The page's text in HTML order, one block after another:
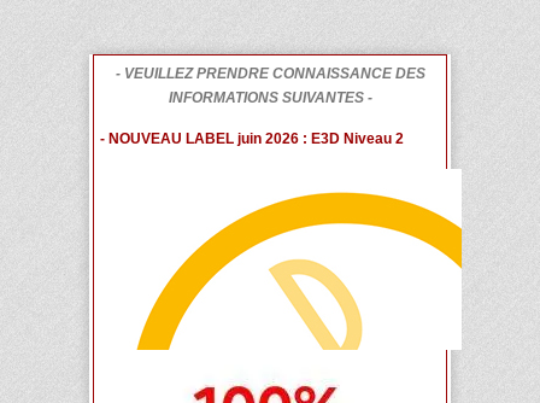
- VEUILLEZ PRENDRE CONNAISSANCE DES
INFORMATIONS SUIVANTES -
- NOUVEAU LABEL juin 2026 : E3D Niveau 2